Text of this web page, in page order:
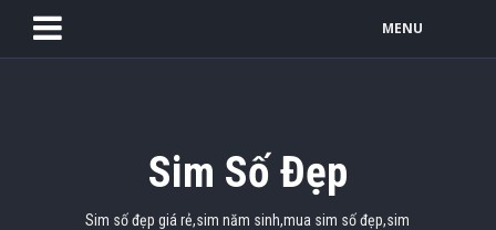
MENU
Sim Số Đẹp
Sim số đẹp giá rẻ,sim năm sinh,mua sim số đẹp,sim